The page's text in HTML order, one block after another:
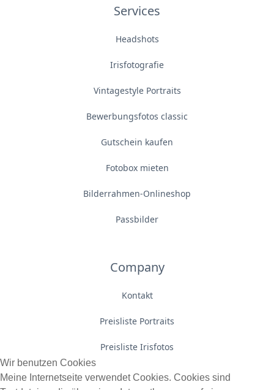
Services
Headshots
Irisfotografie
Vintagestyle Portraits
Bewerbungsfotos classic
Gutschein kaufen
Fotobox mieten
Bilderrahmen-Onlineshop
Passbilder
Company
Kontakt
Preisliste Portraits
Preisliste Irisfotos
Wir benutzen Cookies
Meine Internetseite verwendet Cookies. Cookies sind